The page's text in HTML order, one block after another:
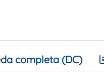
completa (DC)